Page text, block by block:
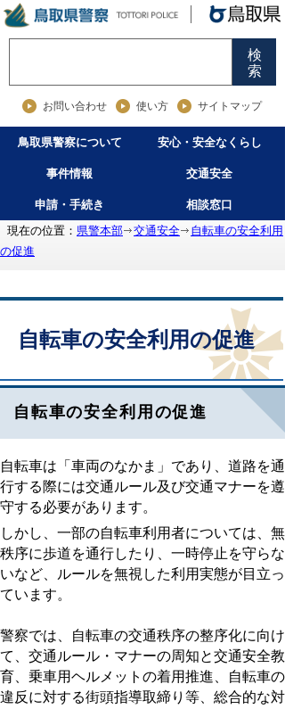
検
索
お問い合わせ 使い方 サイトマップ
鳥取県警察について 安心・安全なくらし
事件情報 交通安全
申請・手続き
相談窓口
現在の位置： 県警本部 交通安全
自転車の安全利用
の促進
自転車の安全利用の促進
自転車の安全利用の促進
自転車は「車両のなかま」であり、道路を通
行する際には交通ルール及び交通マナーを遵
守する必要があります。
しかし、一部の自転車利用者については、無
秩序に歩道を通行したり、一時停止を守らな
いなど、ルールを無視した利用実態が目立っ
ています。
警察では、自転車の交通秩序の整序化に向け
て、交通ルール・マナーの周知と交通安全教
育、乗車用ヘルメットの着用推進、自転車の
違反に対する街頭指導取締り等、総合的な対